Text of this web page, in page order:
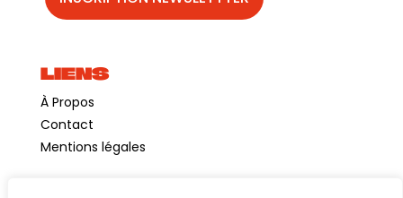
LIENS
À Propos
Contact
Mentions légales